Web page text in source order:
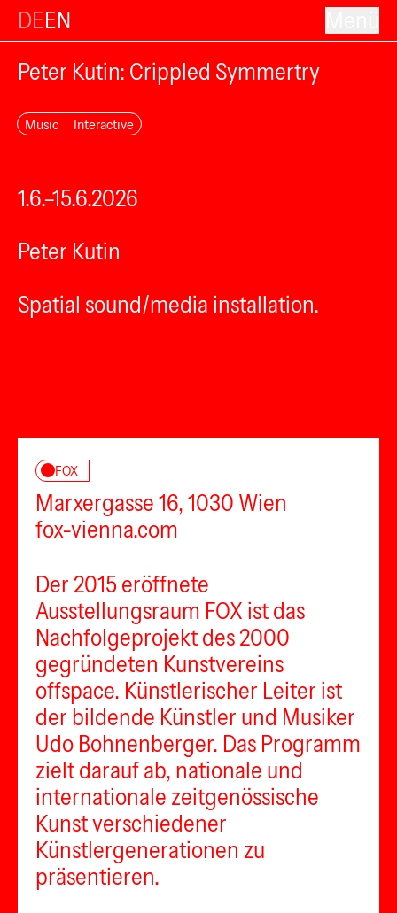
DEEN
Peter Kutin: Crippled Symmertry
Music Interactive
1.6.–15.6.2026
Peter Kutin
Spatial sound/media installation.
FOX
Marxergasse 16, 1030 Wien
fox-vienna.com
Der 2015 eröffnete
Ausstellungsraum FOX ist das
Nachfolgeprojekt des 2000
gegründeten Kunstvereins
offspace. Künstlerischer Leiter ist
der bildende Künstler und Musiker
Udo Bohnenberger. Das Programm
zielt darauf ab, nationale und
internationale zeitgenössische
Kunst verschiedener
Künstlergenerationen zu
präsentieren.